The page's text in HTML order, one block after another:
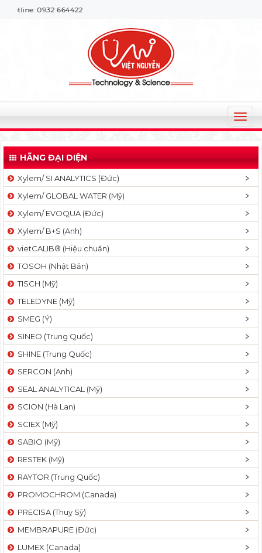
664422
T
o
g
l
v
a
t
n
HÃNG ĐẠI DIỆN
Xylem/ SI ANALYTICS (Đức)
Xylem/ GLOBAL WATER (Mỹ)
Xylem/ EVOQUA (Đức)
Xylem/ B+S (Anh)
vietCALIB® (Hiệu chuẩn)
TOSOH (Nhật Bản)
TISCH (Mỹ)
TELEDYNE (Mỹ)
SMEG (Ý)
SINEO (Trung Quốc)
SHINE (Trung Quốc)
SERCON (Anh)
SEAL ANALYTICAL (Mỹ)
SCION (Hà Lan)
SCIEX (Mỹ)
SABIO (Mỹ)
RESTEK (Mỹ)
RAYTOR (Trung Quốc)
PROMOCHROM (Canada)
PRECISA (Thuỵ Sỹ)
MEMBRAPURE (Đức)
LUMEX (Canada)